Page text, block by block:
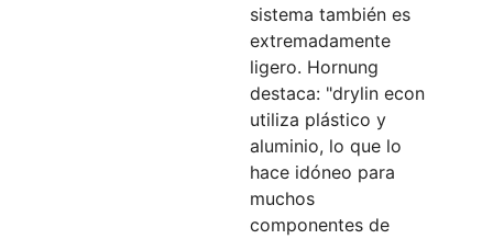
sistema también es
extremadamente
ligero. Hornung
destaca: "drylin econ
utiliza plástico y
aluminio, lo que lo
hace idóneo para
muchos
componentes de